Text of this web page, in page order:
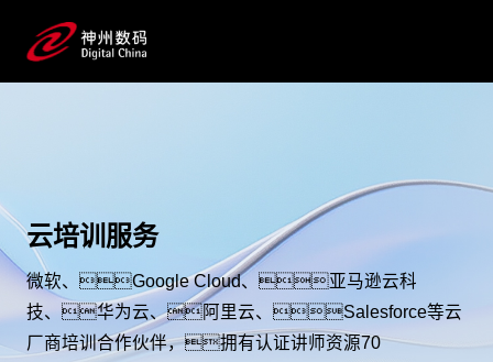
云培训服务
微软、Google Cloud、亚马逊云科
技、华为云、阿里云、Salesforce等云
厂商培训合作伙伴，拥有认证讲师资源70